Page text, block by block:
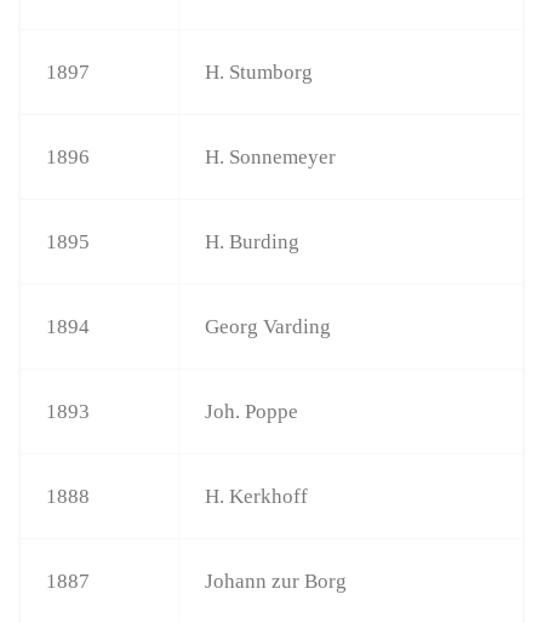
1897 H. Stumborg
1896 H. Sonnemeyer
1895 H. Burding
1894 Georg Varding
1893 Joh. Poppe
1888 H. Kerkhoff
1887 Johann zur Borg